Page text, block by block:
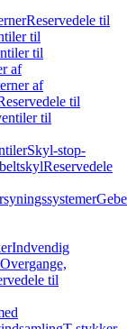
Reservedele til
til
til
af
af
til
til
Skyl-stop-
Reservedele
Indvendig
Overgange,
til